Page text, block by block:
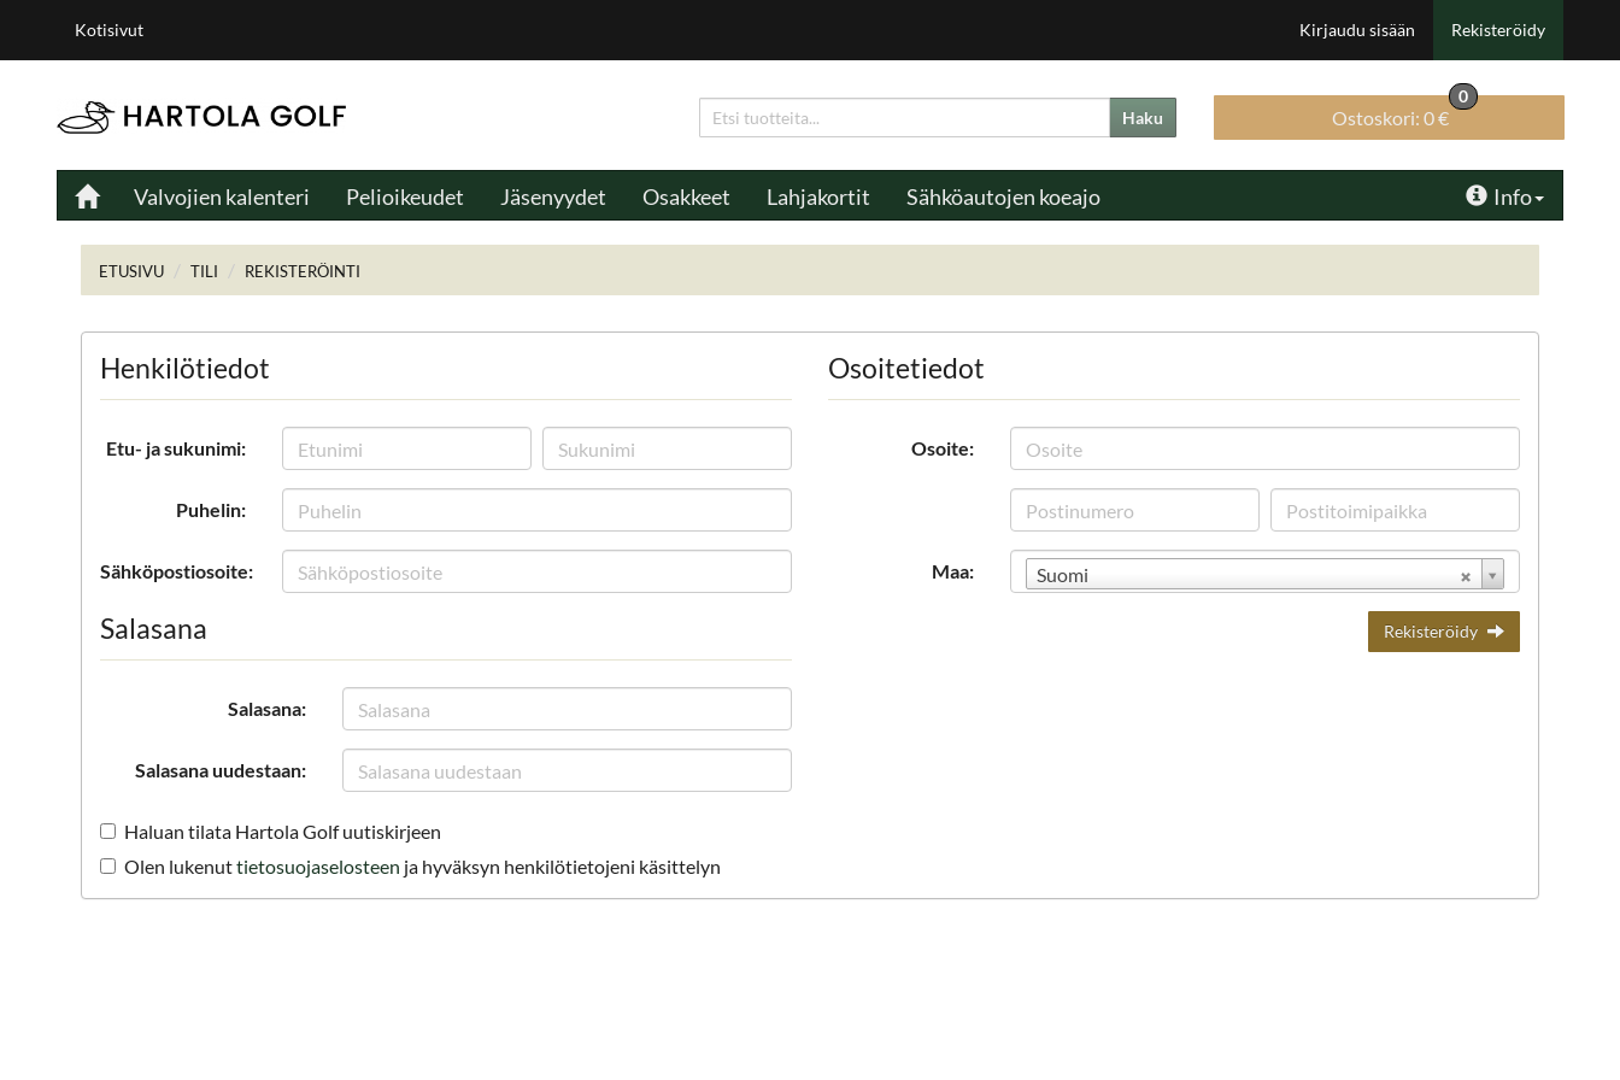
Kotisivut Kirjaudu sisään Rekisteröidy
Haku Ostoskori: 0 €
0
Valvojien kalenteri Pelioikeudet Jäsenyydet Osakkeet Lahjakortit Sähköautojen koeajo Info
ETUSIVU TILI REKISTERÖINTI
Henkilötiedot
Etu- ja sukunimi:
Puhelin:
Sähköpostiosoite:
Salasana
Salasana:
Salasana uudestaan:
Osoitetiedot
Osoite:
Maa: Suomi
Rekisteröidy
Haluan tilata Hartola Golf uutiskirjeen
Olen lukenuttietosuojaselosteen ja hyväksyn henkilötietojeni käsittelyn